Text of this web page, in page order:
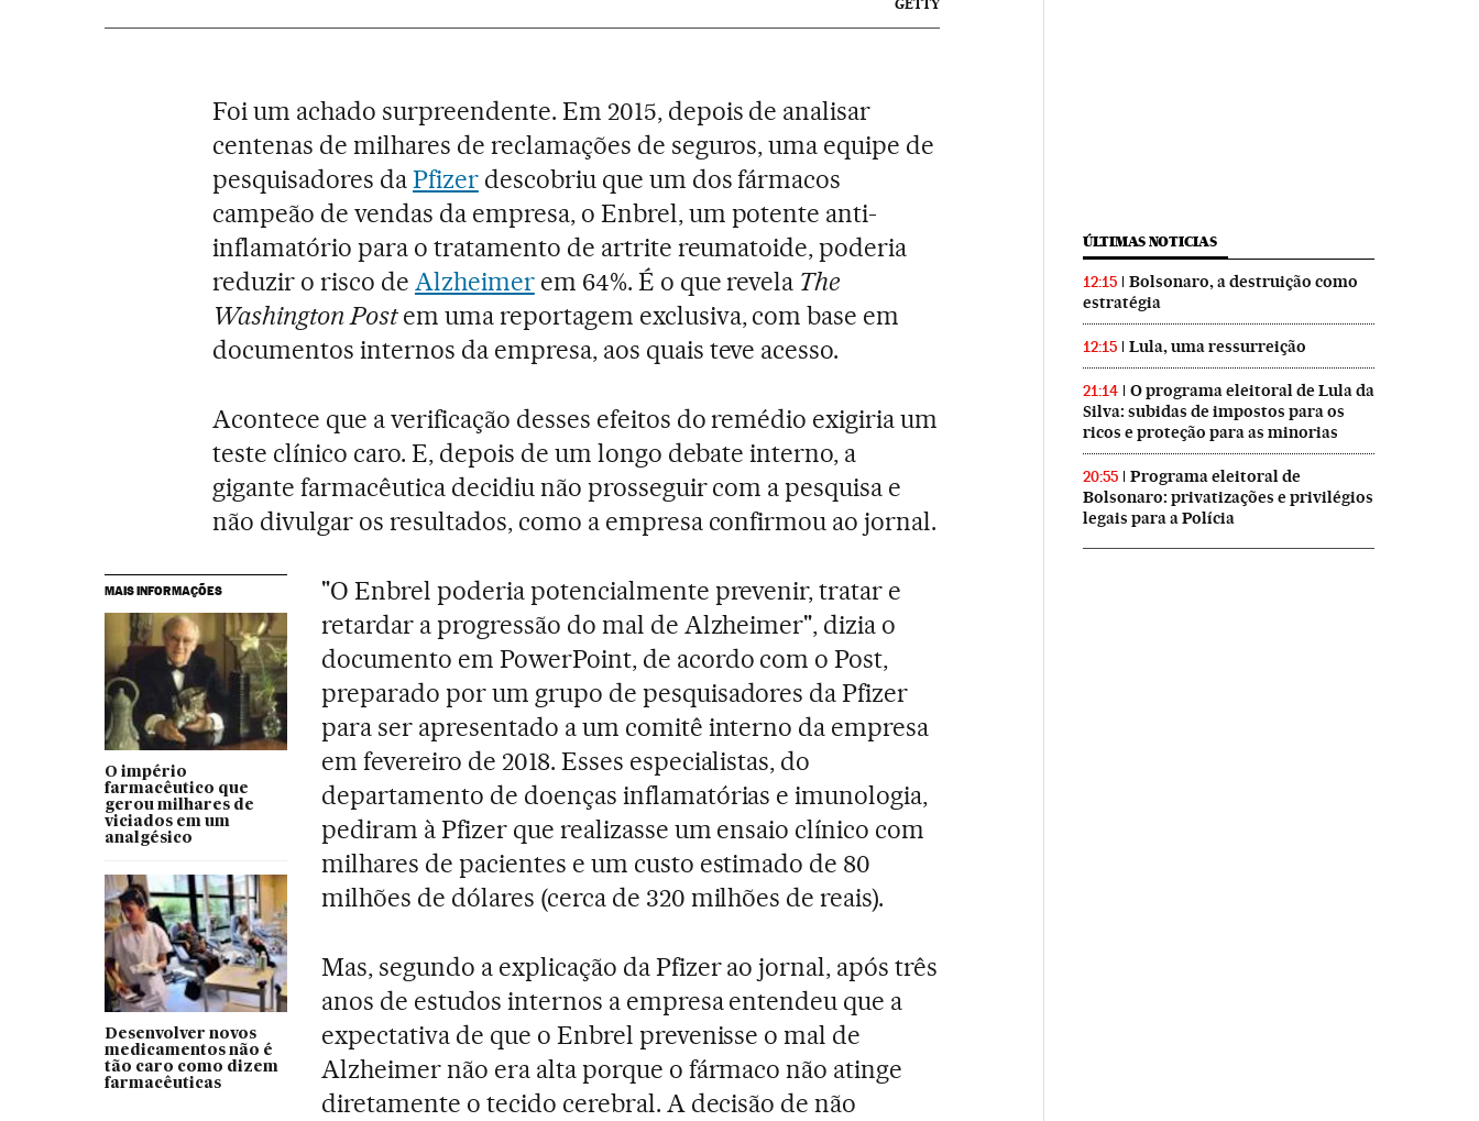
GETTY
Foi um achado surpreendente. Em 2015, depois de analisar
centenas de milhares de reclamações de seguros, uma equipe de
pesquisadores daPfizerdescobriu que um dos fármacos
campeão de vendas da empresa, o Enbrel, um potente anti-
inflamatório para o tratamento de artrite reumatoide, poderia
reduzir o risco de Alzheimerem 64%. É o que revela The
Washington Postem uma reportagem exclusiva, com base em
documentos internos da empresa, aos quais teve acesso.
Acontece que a verificação desses efeitos do remédio exigiria um
teste clínico caro. E, depois de um longo debate interno, a
gigante farmacêutica decidiu não prosseguir com a pesquisa e
não divulgar os resultados, como a empresa confirmou ao jornal.
MAIS INFORMAÇÕES
O império
farmacêutico que
gerou milhares de
viciados em um
analgésico
Desenvolver novos
medicamentos não é
tão caro como dizem
farmacêuticas
"O Enbrel poderia potencialmente prevenir, tratar e
retardar a progressão do mal de Alzheimer", dizia o
documento em PowerPoint, de acordo com o Post,
preparado por um grupo de pesquisadores da Pfizer
para ser apresentado a um comitê interno da empresa
em fevereiro de 2018. Esses especialistas, do
departamento de doenças inflamatórias e imunologia,
pediram à Pfizer que realizasse um ensaio clínico com
milhares de pacientes e um custo estimado de 80
milhões de dólares (cerca de 320 milhões de reais).
Mas, segundo a explicação da Pfizer ao jornal, após três
anos de estudos internos a empresa entendeu que a
expectativa de que o Enbrel prevenisse o mal de
Alzheimer não era alta porque o fármaco não atinge
diretamente o tecido cerebral. A decisão de não
ÚLTIMAS NOTICIAS
12:15
Bolsonaro, a destruição como
estratégia
12:15 Lula, uma ressurreição
21:14
O programa eleitoral de Lula da
Silva: subidas de impostos para os
ricos e proteção para as minorias
20:55
Programa eleitoral de
Bolsonaro: privatizações e privilégios
legais para a Polícia